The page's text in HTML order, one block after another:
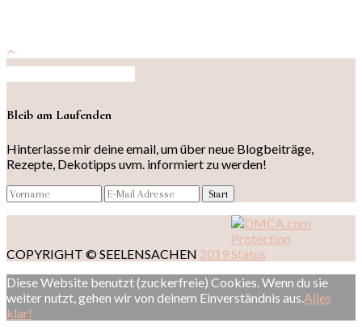
Bleib am Laufenden
Hinterlasse mir deine email, um über neue Blogbeiträge,
Rezepte, Dekotipps uvm. informiert zu werden!
COPYRIGHT © SEELENSACHEN 2019
Diese Website benutzt (zuckerfreie) Cookies. Wenn du sie
weiter nutzt, gehen wir von deinem Einverständnis aus. Alles
klar!